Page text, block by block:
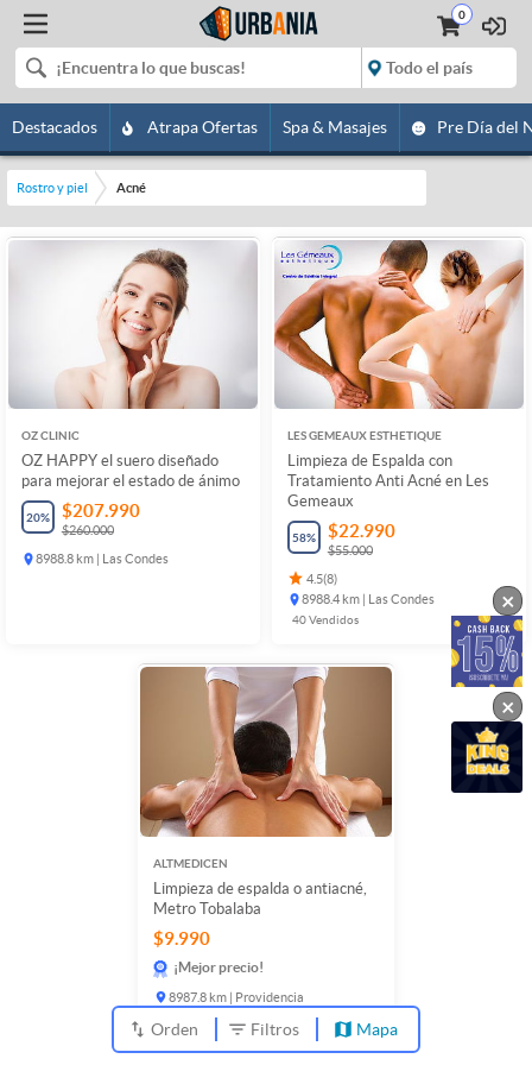
0
Destacados Atrapa Ofertas Spa & Masajes Pre Día del
Rostro y piel Acné
OZ CLINIC
OZ HAPPY el suero diseñado
para mejorar el estado de ánimo
20% $207.990
$260.000
8988.8 km | Las Condes
LES GEMEAUX ESTHETIQUE
Limpieza de Espalda con
Tratamiento Anti Acné en Les
Gemeaux
58% $22.990
$55.000
4.5(8)
8988.4 km | Las Condes
40Vendidos
ALTMEDICEN
Limpieza de espalda o antiacné,
Metro Tobalaba
$9.990
¡Mejor precio!
8987.8 km | Providencia
Vendidos
Orden Filtros Mapa
×
×